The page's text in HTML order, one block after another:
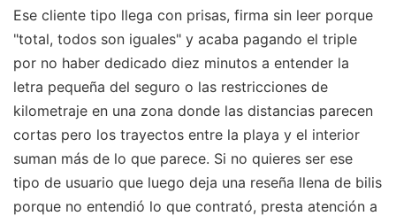
Ese cliente tipo llega con prisas, firma sin leer porque
"total, todos son iguales" y acaba pagando el triple
por no haber dedicado diez minutos a entender la
letra pequeña del seguro o las restricciones de
kilometraje en una zona donde las distancias parecen
cortas pero los trayectos entre la playa y el interior
suman más de lo que parece. Si no quieres ser ese
tipo de usuario que luego deja una reseña llena de bilis
porque no entendió lo que contrató, presta atención a